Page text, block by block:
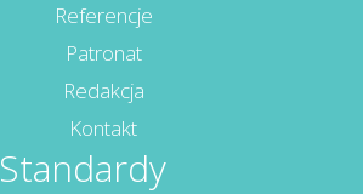
Referencje
Patronat
Redakcja
Kontakt
Standardy